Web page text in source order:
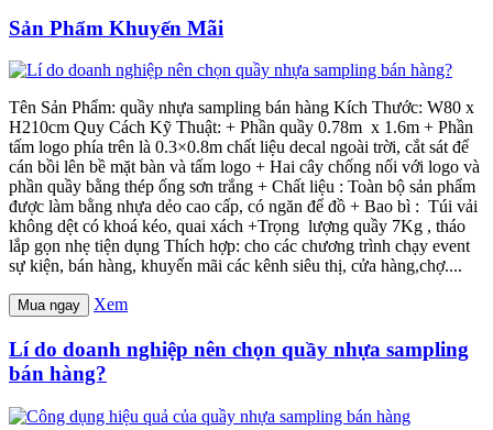
Sản Phẩm Khuyến Mãi
Tên Sản Phẩm: quầy nhựa sampling bán hàng Kích Thước: W80 x
H210cm Quy Cách Kỹ Thuật: + Phần quầy 0.78m x 1.6m + Phần
tấm logo phía trên là 0.3×0.8m chất liệu decal ngoài trời, cắt sát để
cán bồi lên bề mặt bàn và tấm logo + Hai cây chống nối với logo và
phần quầy bằng thép ống sơn trắng + Chất liệu : Toàn bộ sản phẩm
được làm bằng nhựa dẻo cao cấp, có ngăn để đồ + Bao bì : Túi vải
không dệt có khoá kéo, quai xách +Trọng lượng quầy 7Kg , tháo
lắp gọn nhẹ tiện dụng Thích hợp: cho các chương trình chạy event
sự kiện, bán hàng, khuyến mãi các kênh siêu thị, cửa hàng,chợ....
Mua ngay Xem
Lí do doanh nghiệp nên chọn quầy nhựa sampling
bán hàng?